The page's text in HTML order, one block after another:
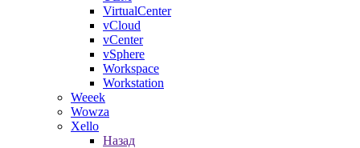
VirtualCenter
vCloud
vCenter
vSphere
Workspace
Workstation
Weeek
Wowza
Xello
Назад